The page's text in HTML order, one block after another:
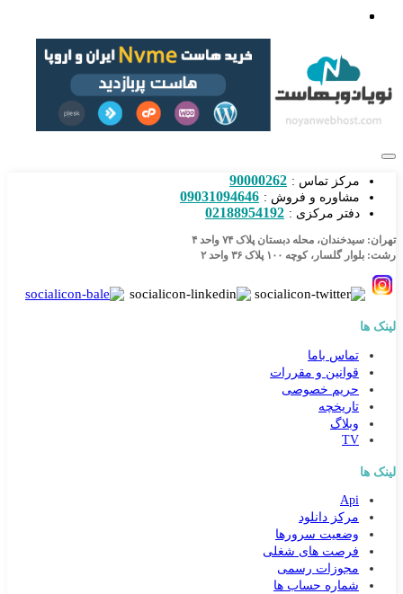
مرکز تماس : 90000262
مشاوره و فروش : 09031094646
دفتر مرکزی : 02188954192
تهران: سیدخندان، محله دبستان پلاک ۷۴ واحد ۴
رشت: بلوار گلسار، کوچه ۱۰۰ پلاک ۳۶ واحد ۲
لینک ها
تماس باما
قوانین و مقررات
حریم خصوصی
تاریخچه
وبلاگ
TV
لینک ها
Api
مرکز دانلود
وضعیت سرورها
فرصت های شغلی
مجوزات رسمی
شماره حساب ها